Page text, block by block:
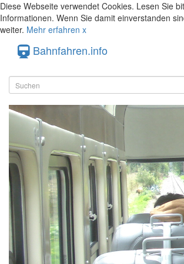
Diese Webseite verwendet Cookies. Lesen Sie
Informationen. Wenn Sie damit einverstanden
weiter. Mehr erfahren x
Bahnfahren.info